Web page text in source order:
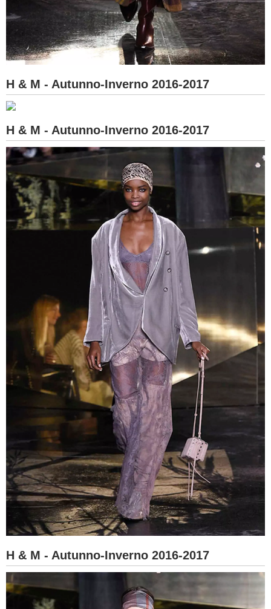
H & M - Autunno-Inverno 2016-2017
H & M - Autunno-Inverno 2016-2017
H & M - Autunno-Inverno 2016-2017